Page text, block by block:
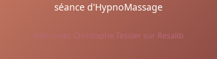
séance d'HypnoMassage
Retrouvez Christophe Tessier sur Resalib